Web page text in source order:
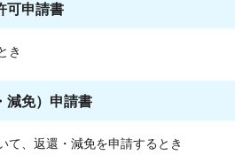
可申請書
き
減免）申請書
て、返還・減免を申請するとき